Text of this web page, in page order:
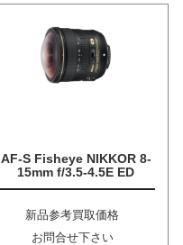
AF-S Fisheye NIKKOR 8-
15mm f/3.5-4.5E ED
新品参考買取価格
お問合せ下さい